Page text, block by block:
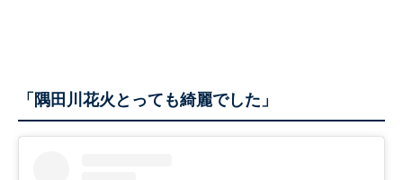
「隅田川花火とっても綺麗でした」